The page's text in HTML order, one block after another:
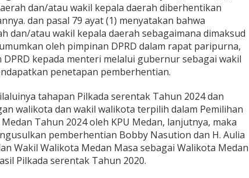
dan/atau wakil kepala daerah diberhentikan
dan pasal 79 ayat (1) menyatakan bahwa
dan/atau wakil kepala daerah sebagaimana dimaksud
oleh pimpinan DPRD dalam rapat paripurna,
kepada menteri melalui gubernur sebagai wakil
penetapan pemberhentian.
tahapan Pilkada serentak Tahun 2024 dan
walikota dan wakil walikota terpilih dalam Pemilihan
Tahun 2024 oleh KPU Medan, lanjutnya, maka
pemberhentian Bobby Nasution dan H. Aulia
Wakil Walikota Medan Masa sebagai Walikota Medan
Pilkada serentak Tahun 2020.